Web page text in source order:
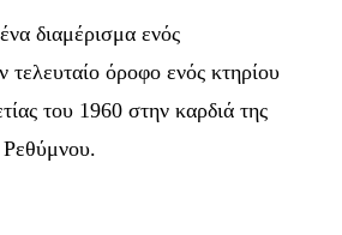
διαμέρισμα ενός
τελευταίο όροφο ενός κτηρίου
του 1960 στην καρδιά της